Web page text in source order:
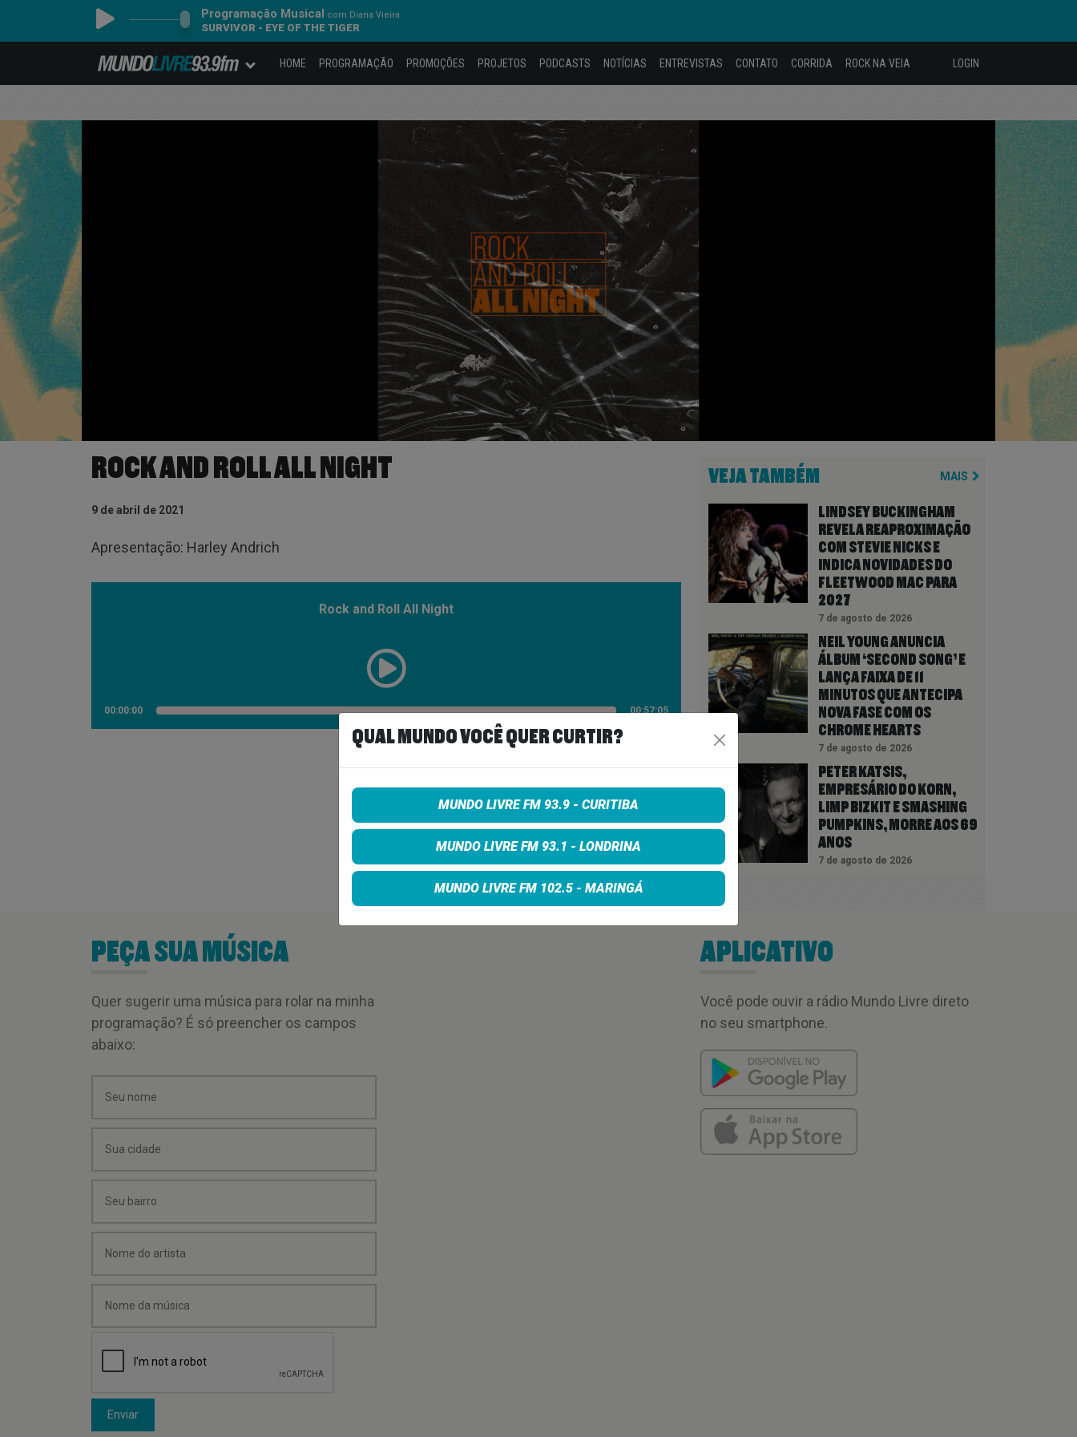
Programação Musical com Diana Vieira
SURVIVOR - EYE OF THE TIGER
HOME PROGRAMAÇÃO PROMOÇÕES PROJETOS PODCASTS NOTÍCIAS ENTREVISTAS CONTATO CORRIDA ROCK NA VEIA LOGIN
ROCK AND ROLL ALL NIGHT
9 de abril de 2021
Apresentação: Harley Andrich
Rock and Roll All Night
00:00:00 00:57:05
VEJA TAMBÉM MAIS
LINDSEY BUCKINGHAM
REVELA REAPROXIMAÇÃO
COM STEVIE NICKS E
INDICA NOVIDADES DO
FLEETWOOD MAC PARA
2027
7 de agosto de 2026
NEIL YOUNG ANUNCIA
ÁLBUM ‘SECOND SONG’ E
LANÇA FAIXA DE 11
MINUTOS QUE ANTECIPA
NOVA FASE COM OS
CHROME HEARTS
7 de agosto de 2026
PETER KATSIS,
EMPRESÁRIO DO KORN,
LIMP BIZKIT E SMASHING
PUMPKINS, MORRE AOS 69
ANOS
7 de agosto de 2026
PEÇA SUA MÚSICA
Quer sugerir uma música para rolar na minha
programação? É só preencher os campos
abaixo:
Enviar
APLICATIVO
Você pode ouvir a rádio Mundo Livre direto
no seu smartphone.
QUAL MUNDO VOCÊ QUER CURTIR?
MUNDO LIVRE FM 93.9 - CURITIBA
MUNDO LIVRE FM 93.1 - LONDRINA
MUNDO LIVRE FM 102.5 - MARINGÁ